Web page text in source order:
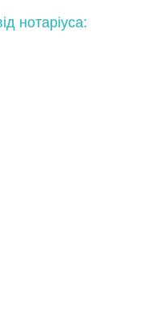
нотаріуса: